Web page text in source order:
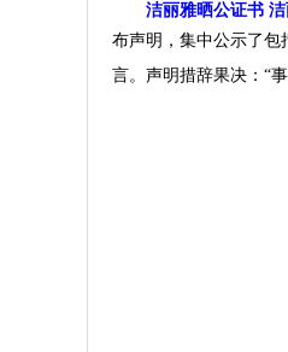
洁丽雅晒公证书
布声明，集中公示了包
言。声明措辞果决：“